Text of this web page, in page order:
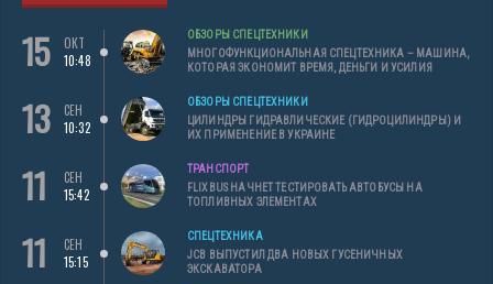
15
ОКТ
10:48
ОБЗОРЫ СПЕЦТЕХНИКИ
МНОГОФУНКЦИОНАЛЬНАЯ СПЕЦТЕХНИКА – МАШИНА,
КОТОРАЯ ЭКОНОМИТ ВРЕМЯ, ДЕНЬГИ И УСИЛИЯ
13
СЕН
10:32
ОБЗОРЫ СПЕЦТЕХНИКИ
ЦИЛИНДРЫ ГИДРАВЛИЧЕСКИЕ (ГИДРОЦИЛИНДРЫ) И
ИХ ПРИМЕНЕНИЕ В УКРАИНЕ
11
СЕН
15:42
ТРАНСПОРТ
FLIXBUS НАЧНЕТ ТЕСТИРОВАТЬ АВТОБУСЫ НА
ТОПЛИВНЫХ ЭЛЕМЕНТАХ
11
СЕН
15:15
СПЕЦТЕХНИКА
JCB ВЫПУСТИЛ ДВА НОВЫХ ГУСЕНИЧНЫХ
ЭКСКАВАТОРА